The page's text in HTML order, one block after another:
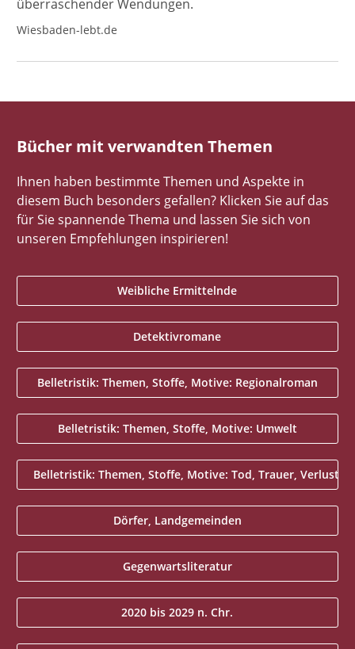
überraschender Wendungen.
Wiesbaden-lebt.de
Bücher mit verwandten Themen
Ihnen haben bestimmte Themen und Aspekte in
diesem Buch besonders gefallen? Klicken Sie auf das
für Sie spannende Thema und lassen Sie sich von
unseren Empfehlungen inspirieren!
Weibliche Ermittelnde
Detektivromane
Belletristik: Themen, Stoffe, Motive: Regionalroman
Belletristik: Themen, Stoffe, Motive: Umwelt
Belletristik: Themen, Stoffe, Motive: Tod, Trauer, Verlust
Dörfer, Landgemeinden
Gegenwartsliteratur
2020 bis 2029 n. Chr.